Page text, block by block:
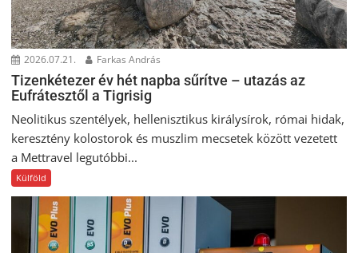
2026.07.21. Farkas András
Tizenkétezer év hét napba sűrítve – utazás az
Eufrátesztől a Tigrisig
Neolitikus szentélyek, hellenisztikus királysírok, római hidak,
keresztény kolostorok és muszlim mecsetek között vezetett
a Mettravel legutóbbi...
Külföld